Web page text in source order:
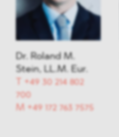
Dr. Roland M.
Stein, LL.M. Eur.
T +49 30 214 802
700
M +49 172 763 7575